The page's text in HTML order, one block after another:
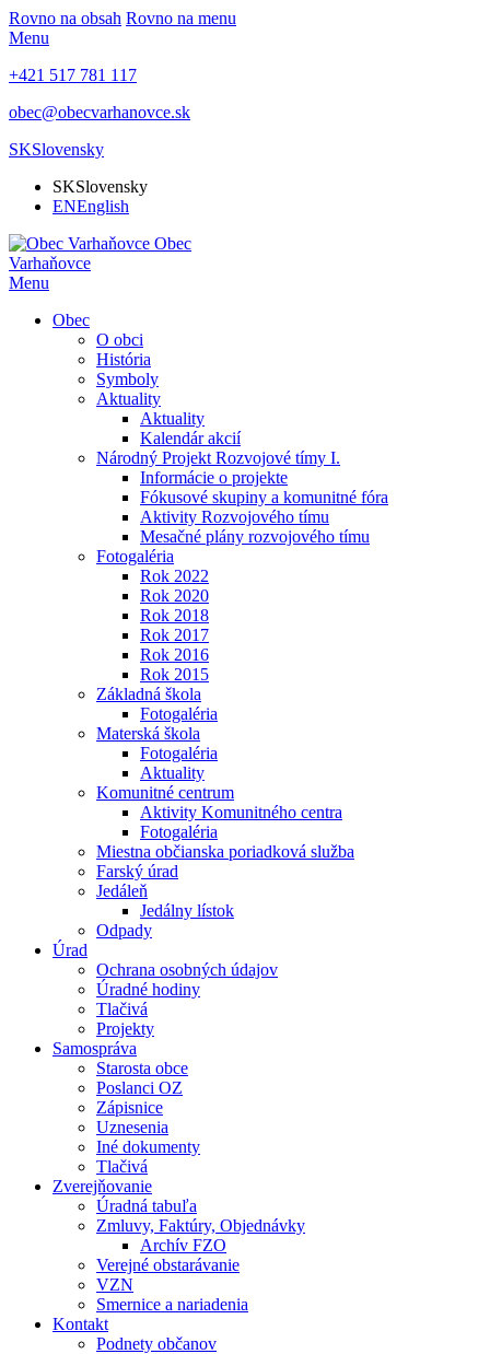
Rovno na obsah Rovno na menu
Menu
+421 517 781 117
obec@obecvarhanovce.sk
SKSlovensky
SKSlovensky
ENEnglish
Obec
Varhaňovce
Menu
Obec
O obci
História
Symboly
Aktuality
Aktuality
Kalendár akcií
Národný Projekt Rozvojové tímy I.
Informácie o projekte
Fókusové skupiny a komunitné fóra
Aktivity Rozvojového tímu
Mesačné plány rozvojového tímu
Fotogaléria
Rok 2022
Rok 2020
Rok 2018
Rok 2017
Rok 2016
Rok 2015
Základná škola
Fotogaléria
Materská škola
Fotogaléria
Aktuality
Komunitné centrum
Aktivity Komunitného centra
Fotogaléria
Miestna občianska poriadková služba
Farský úrad
Jedáleň
Jedálny lístok
Odpady
Úrad
Ochrana osobných údajov
Úradné hodiny
Tlačivá
Projekty
Samospráva
Starosta obce
Poslanci OZ
Zápisnice
Uznesenia
Iné dokumenty
Tlačivá
Zverejňovanie
Úradná tabuľa
Zmluvy, Faktúry, Objednávky
Archív FZO
Verejné obstarávanie
VZN
Smernice a nariadenia
Kontakt
Podnety občanov